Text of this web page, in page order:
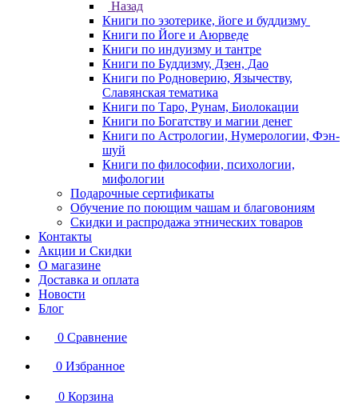
Назад
Книги по эзотерике, йоге и буддизму
Книги по Йоге и Аюрведе
Книги по индуизму и тантре
Книги по Буддизму, Дзен, Дао
Книги по Родноверию, Язычеству,
Славянская тематика
Книги по Таро, Рунам, Биолокации
Книги по Богатству и магии денег
Книги по Астрологии, Нумерологии, Фэн-
шуй
Книги по философии, психологии,
мифологии
Подарочные сертификаты
Обучение по поющим чашам и благовониям
Скидки и распродажа этнических товаров
Контакты
Акции и Скидки
О магазине
Доставка и оплата
Новости
Блог
0 Сравнение
0 Избранное
0 Корзина